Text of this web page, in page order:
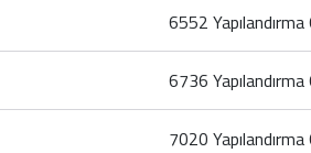
6552
6736
7020